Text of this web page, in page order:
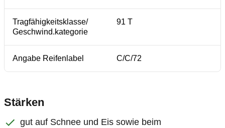
Tragfähigkeitsklasse/
Geschwind.kategorie
91 T
Angabe Reifenlabel C/C/72
Stärken
gut auf Schnee und Eis sowie beim